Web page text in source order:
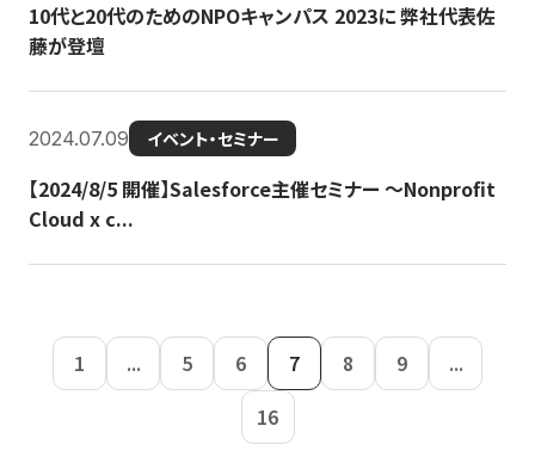
10代と20代のためのNPOキャンパス 2023に 弊社代表佐
藤が登壇
2024.07.09 イベント・セミナー
【2024/8/5 開催】Salesforce主催セミナー 〜Nonprofit
Cloud x c...
1 ... 5 6 7 8 9
...
16